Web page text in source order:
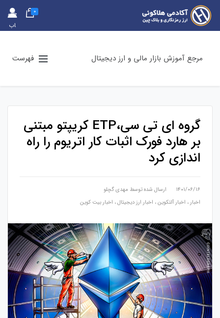
حس
اب
0
مرجع آموزش بازار مالی و ارز دیجیتال فهرست
گروه ای تی سی،ETP کریپتو مبتنی
بر هارد فورک اثبات کار اتریوم را راه
اندازی کرد
۱۴۰۱/۰۶/۱۶ ارسال شده توسط مهدی گچلو
اخبار ، اخبار آلتکوین، اخبار ارز دیجیتال، اخبار بیت کوین